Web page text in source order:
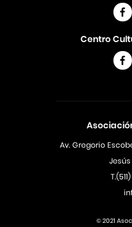
Av. Gregorio
Centro
© 2021